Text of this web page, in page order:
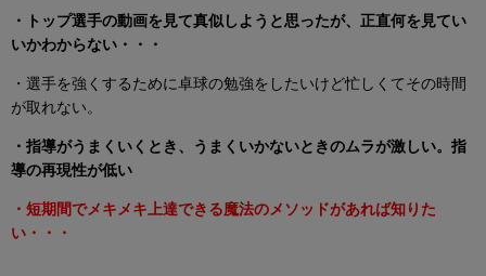
・トップ選手の動画を見て真似しようと思ったが、正直何を見てい
いかわからない・・・
・選手を強くするために卓球の勉強をしたいけど忙しくてその時間
が取れない。
・指導がうまくいくとき、うまくいかないときのムラが激しい。指
導の再現性が低い
・短期間でメキメキ上達できる魔法のメソッドがあれば知りた
い・・・